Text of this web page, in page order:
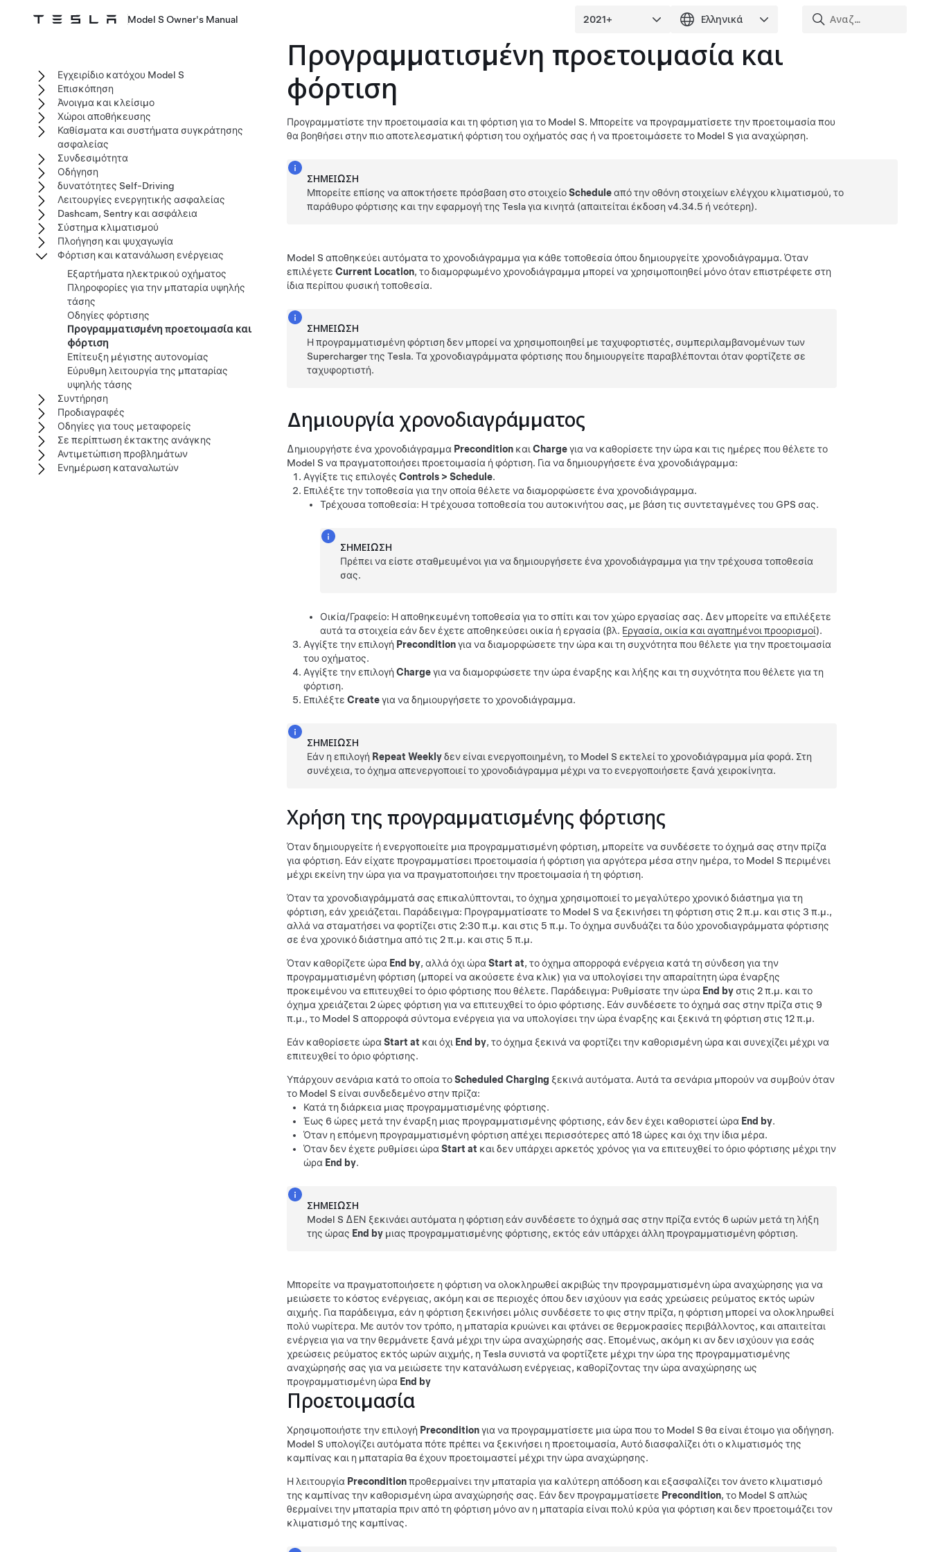
Model S Owner's Manual
Προγραμματισμένη προετοιμασία και
φόρτιση
Προγραμματίστε την προετοιμασία και τη φόρτιση για το Model S. Μπορείτε να προγραμματίσετε την προετοιμασία που
θα βοηθήσει στην πιο αποτελεσματική φόρτιση του οχήματός σας ή να προετοιμάσετε το Model S για αναχώρηση.
ΣΗΜΕΊΩΣΗ
Μπορείτε επίσης να αποκτήσετε πρόσβαση στο στοιχείοScheduleαπό την οθόνη στοιχείων ελέγχου κλιματισμού, το
παράθυρο φόρτισης και την εφαρμογή της Tesla για κινητά (απαιτείται έκδοση v4.34.5 ή νεότερη).
Model S αποθηκεύει αυτόματα το χρονοδιάγραμμα για κάθε τοποθεσία όπου δημιουργείτε χρονοδιάγραμμα. Όταν
επιλέγετε Current Location, το διαμορφωμένο χρονοδιάγραμμα μπορεί να χρησιμοποιηθεί μόνο όταν επιστρέφετε στη
ίδια περίπου φυσική τοποθεσία.
ΣΗΜΕΊΩΣΗ
Η προγραμματισμένη φόρτιση δεν μπορεί να χρησιμοποιηθεί με ταχυφορτιστές, συμπεριλαμβανομένων των
Supercharger της Tesla. Τα χρονοδιαγράμματα φόρτισης που δημιουργείτε παραβλέπονται όταν φορτίζετε σε
ταχυφορτιστή.
Δημιουργία χρονοδιαγράμματος
Δημιουργήστε ένα χρονοδιάγραμμα Precondition και Chargeγια να καθορίσετε την ώρα και τις ημέρες που θέλετε το
Model S να πραγματοποιήσει προετοιμασία ή φόρτιση. Για να δημιουργήσετε ένα χρονοδιάγραμμα:
Αγγίξτε τις επιλογές Controls > Schedule.
Επιλέξτε την τοποθεσία για την οποία θέλετε να διαμορφώσετε ένα χρονοδιάγραμμα.
Τρέχουσα τοποθεσία: Η τρέχουσα τοποθεσία του αυτοκινήτου σας, με βάση τις συντεταγμένες του GPS σας.
ΣΗΜΕΊΩΣΗ
Πρέπει να είστε σταθμευμένοι για να δημιουργήσετε ένα χρονοδιάγραμμα για την τρέχουσα τοποθεσία
σας.
Οικία/Γραφείο: Η αποθηκευμένη τοποθεσία για το σπίτι και τον χώρο εργασίας σας. Δεν μπορείτε να επιλέξετε
αυτά τα στοιχεία εάν δεν έχετε αποθηκεύσει οικία ή εργασία (βλ. Εργασία, οικία και αγαπημένοι προορισμοί).
Αγγίξτε την επιλογή Preconditionγια να διαμορφώσετε την ώρα και τη συχνότητα που θέλετε για την προετοιμασία
του οχήματος.
Αγγίξτε την επιλογή Chargeγια να διαμορφώσετε την ώρα έναρξης και λήξης και τη συχνότητα που θέλετε για τη
φόρτιση.
Επιλέξτε Createγια να δημιουργήσετε το χρονοδιάγραμμα.
ΣΗΜΕΊΩΣΗ
Εάν η επιλογή Repeat Weeklyδεν είναι ενεργοποιημένη, το Model S εκτελεί το χρονοδιάγραμμα μία φορά. Στη
συνέχεια, το όχημα απενεργοποιεί το χρονοδιάγραμμα μέχρι να το ενεργοποιήσετε ξανά χειροκίνητα.
Χρήση της προγραμματισμένης φόρτισης
Όταν δημιουργείτε ή ενεργοποιείτε μια προγραμματισμένη φόρτιση, μπορείτε να συνδέσετε το όχημά σας στην πρίζα
για φόρτιση. Εάν είχατε προγραμματίσει προετοιμασία ή φόρτιση για αργότερα μέσα στην ημέρα, το Model S περιμένει
μέχρι εκείνη την ώρα για να πραγματοποιήσει την προετοιμασία ή τη φόρτιση.
Όταν τα χρονοδιαγράμματά σας επικαλύπτονται, το όχημα χρησιμοποιεί το μεγαλύτερο χρονικό διάστημα για τη
φόρτιση, εάν χρειάζεται. Παράδειγμα: Προγραμματίσατε το Model S να ξεκινήσει τη φόρτιση στις 2 π.μ. και στις 3 π.μ.,
αλλά να σταματήσει να φορτίζει στις 2:30 π.μ. και στις 5 π.μ. Το όχημα συνδυάζει τα δύο χρονοδιαγράμματα φόρτισης
σε ένα χρονικό διάστημα από τις 2 π.μ. και στις 5 π.μ.
Όταν καθορίζετε ώρα End by, αλλά όχι ώρα Start at, το όχημα απορροφά ενέργεια κατά τη σύνδεση για την
προγραμματισμένη φόρτιση (μπορεί να ακούσετε ένα κλικ) για να υπολογίσει την απαραίτητη ώρα έναρξης
προκειμένου να επιτευχθεί το όριο φόρτισης που θέλετε. Παράδειγμα: Ρυθμίσατε την ώρα End byστις 2 π.μ. και το
όχημα χρειάζεται 2 ώρες φόρτιση για να επιτευχθεί το όριο φόρτισης. Εάν συνδέσετε το όχημά σας στην πρίζα στις 9
π.μ., το Model S απορροφά σύντομα ενέργεια για να υπολογίσει την ώρα έναρξης και ξεκινά τη φόρτιση στις 12 π.μ.
Εάν καθορίσετε ώρα Start at και όχι End by, το όχημα ξεκινά να φορτίζει την καθορισμένη ώρα και συνεχίζει μέχρι να
επιτευχθεί το όριο φόρτισης.
Υπάρχουν σενάρια κατά το οποία τοScheduled Charging ξεκινά αυτόματα. Αυτά τα σενάρια μπορούν να συμβούν όταν
το Model S είναι συνδεδεμένο στην πρίζα:
Κατά τη διάρκεια μιας προγραμματισμένης φόρτισης.
Έως 6 ώρες μετά την έναρξη μιας προγραμματισμένης φόρτισης, εάν δεν έχει καθοριστεί ώρα End by.
Όταν η επόμενη προγραμματισμένη φόρτιση απέχει περισσότερες από 18 ώρες και όχι την ίδια μέρα.
Όταν δεν έχετε ρυθμίσει ώρα Start at και δεν υπάρχει αρκετός χρόνος για να επιτευχθεί το όριο φόρτισης μέχρι την
ώρα End by.
ΣΗΜΕΊΩΣΗ
Model S ΔΕΝ ξεκινάει αυτόματα η φόρτιση εάν συνδέσετε το όχημά σας στην πρίζα εντός 6 ωρών μετά τη λήξη
της ώρας End by μιας προγραμματισμένης φόρτισης, εκτός εάν υπάρχει άλλη προγραμματισμένη φόρτιση.
Μπορείτε να πραγματοποιήσετε η φόρτιση να ολοκληρωθεί ακριβώς την προγραμματισμένη ώρα αναχώρησης για να
μειώσετε το κόστος ενέργειας, ακόμη και σε περιοχές όπου δεν ισχύουν για εσάς χρεώσεις ρεύματος εκτός ωρών
αιχμής. Για παράδειγμα, εάν η φόρτιση ξεκινήσει μόλις συνδέσετε το φις στην πρίζα, η φόρτιση μπορεί να ολοκληρωθεί
πολύ νωρίτερα. Με αυτόν τον τρόπο, η μπαταρία κρυώνει και φτάνει σε θερμοκρασίες περιβάλλοντος, και απαιτείται
ενέργεια για να την θερμάνετε ξανά μέχρι την ώρα αναχώρησής σας. Επομένως, ακόμη κι αν δεν ισχύουν για εσάς
χρεώσεις ρεύματος εκτός ωρών αιχμής, η Tesla συνιστά να φορτίζετε μέχρι την ώρα της προγραμματισμένης
αναχώρησής σας για να μειώσετε την κατανάλωση ενέργειας, καθορίζοντας την ώρα αναχώρησης ως
προγραμματισμένη ώρα End by
Προετοιμασία
Χρησιμοποιήστε την επιλογή Preconditionγια να προγραμματίσετε μια ώρα που το Model S θα είναι έτοιμο για οδήγηση.
Model S υπολογίζει αυτόματα πότε πρέπει να ξεκινήσει η προετοιμασία, Αυτό διασφαλίζει ότι ο κλιματισμός της
καμπίνας και η μπαταρία θα έχουν προετοιμαστεί μέχρι την ώρα αναχώρησης.
Η λειτουργία Preconditionπροθερμαίνει την μπαταρία για καλύτερη απόδοση και εξασφαλίζει τον άνετο κλιματισμό
της καμπίνας την καθορισμένη ώρα αναχώρησής σας. Εάν δεν προγραμματίσετε Precondition, το Model S απλώς
θερμαίνει την μπαταρία πριν από τη φόρτιση μόνο αν η μπαταρία είναι πολύ κρύα για φόρτιση και δεν προετοιμάζει τον
κλιματισμό της καμπίνας.
Εγχειρίδιο κατόχου Model S
Επισκόπηση
Άνοιγμα και κλείσιμο
Χώροι αποθήκευσης
Καθίσματα και συστήματα συγκράτησης
ασφαλείας
Συνδεσιμότητα
Οδήγηση
δυνατότητες Self-Driving
Λειτουργίες ενεργητικής ασφαλείας
Dashcam, Sentry και ασφάλεια
Σύστημα κλιματισμού
Πλοήγηση και ψυχαγωγία
Φόρτιση και κατανάλωση ενέργειας
Εξαρτήματα ηλεκτρικού οχήματος
Πληροφορίες για την μπαταρία υψηλής
τάσης
Οδηγίες φόρτισης
Προγραμματισμένη προετοιμασία και
φόρτιση
Επίτευξη μέγιστης αυτονομίας
Εύρυθμη λειτουργία της μπαταρίας
υψηλής τάσης
Συντήρηση
Προδιαγραφές
Οδηγίες για τους μεταφορείς
Σε περίπτωση έκτακτης ανάγκης
Αντιμετώπιση προβλημάτων
Ενημέρωση καταναλωτών